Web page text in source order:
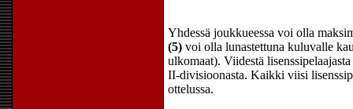
Yhdessä joukkueessa voi olla
(5) voi olla lunastettuna kuluvalle
ulkomaat). Viidestä
II-divisioonasta. Kaikki viisi
ottelussa.